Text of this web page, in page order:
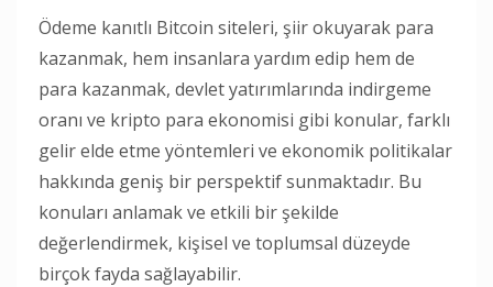
Ödeme kanıtlı Bitcoin siteleri, şiir okuyarak para
kazanmak, hem insanlara yardım edip hem de
para kazanmak, devlet yatırımlarında indirgeme
oranı ve kripto para ekonomisi gibi konular, farklı
gelir elde etme yöntemleri ve ekonomik politikalar
hakkında geniş bir perspektif sunmaktadır. Bu
konuları anlamak ve etkili bir şekilde
değerlendirmek, kişisel ve toplumsal düzeyde
birçok fayda sağlayabilir.